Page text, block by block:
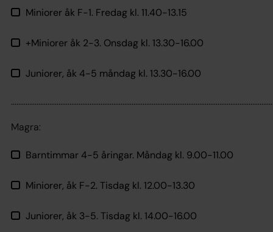
Miniorer åk F-1. Fredag kl. 11.40-13.15
+Miniorer åk 2-3. Onsdag kl. 13.30-16.00
Juniorer, åk 4-5 måndag kl. 13.30-16.00
Magra:
Barntimmar 4-5 åringar. Måndag kl. 9.00-11.00
Miniorer, åk F-2. Tisdag kl. 12.00-13.30
Juniorer, åk 3-5. Tisdag kl. 14.00-16.00